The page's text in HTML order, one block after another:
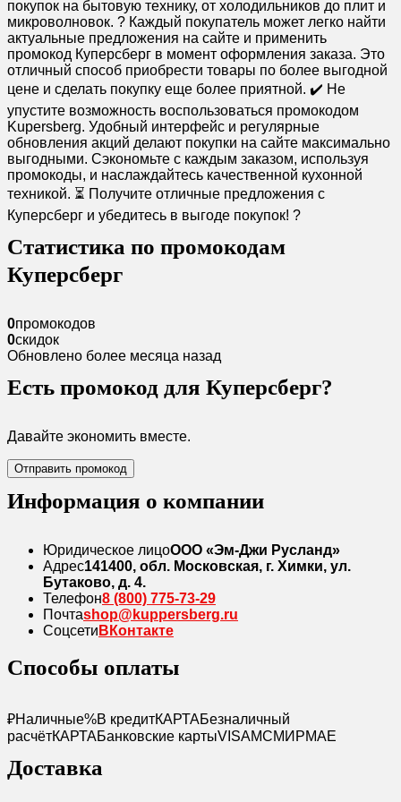
покупок на бытовую технику, от холодильников до плит и
микроволновок. ? Каждый покупатель может легко найти
актуальные предложения на сайте и применить
промокод Куперсберг в момент оформления заказа. Это
отличный способ приобрести товары по более выгодной
цене и сделать покупку еще более приятной. ✔️ Не
упустите возможность воспользоваться промокодом
Kupersberg. Удобный интерфейс и регулярные
обновления акций делают покупки на сайте максимально
выгодными. Сэкономьте с каждым заказом, используя
промокоды, и наслаждайтесь качественной кухонной
техникой. ⏳ Получите отличные предложения с
Куперсберг и убедитесь в выгоде покупок! ?
Статистика по промокодам
Куперсберг
0промокодов
0скидок
Обновлено более месяца назад
Есть промокод для Куперсберг?
Давайте экономить вместе.
Отправить промокод
Информация о компании
Юридическое лицоООО «Эм-Джи Русланд»
Адрес141400, обл. Московская, г. Химки, ул.
Бутаково, д. 4.
Телефон8 (800) 775-73-29
Почтаshop@kuppersberg.ru
Соцсети ВКонтакте
Способы оплаты
₽Наличные%В кредитКАРТАБезналичный
расчётКАРТАБанковские картыVISAMCМИРMAE
Доставка